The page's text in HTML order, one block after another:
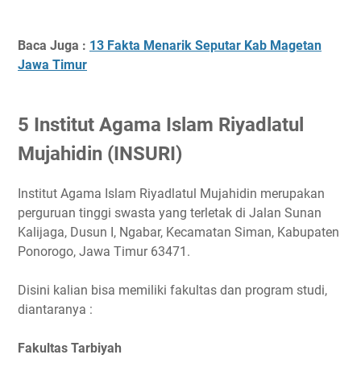
Baca Juga : 13 Fakta Menarik Seputar Kab Magetan
Jawa Timur
5 Institut Agama Islam Riyadlatul
Mujahidin (INSURI)
Institut Agama Islam Riyadlatul Mujahidin merupakan
perguruan tinggi swasta yang terletak di Jalan Sunan
Kalijaga, Dusun I, Ngabar, Kecamatan Siman, Kabupaten
Ponorogo, Jawa Timur 63471.
Disini kalian bisa memiliki fakultas dan program studi,
diantaranya :
Fakultas Tarbiyah